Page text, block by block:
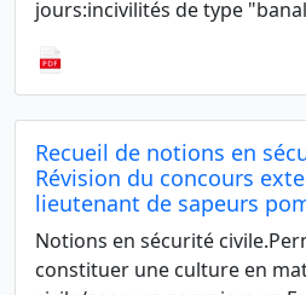
jours:incivilités de type
Recueil de notions en
Révision du concours
lieutenant de sapeurs
Notions en sécurité
constituer une culture en